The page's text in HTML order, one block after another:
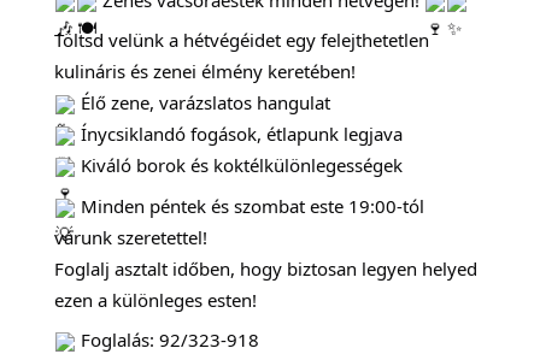
Töltsd velünk a hétvégéidet egy felejthetetlen
kulináris és zenei élmény keretében!
Élő zene, varázslatos hangulat
Ínycsiklandó fogások, étlapunk legjava
Kiváló borok és koktélkülönlegességek
Minden péntek és szombat este 19:00-tól
várunk szeretettel!
Foglalj asztalt időben, hogy biztosan legyen helyed
ezen a különleges esten!
Foglalás: 92/323-918